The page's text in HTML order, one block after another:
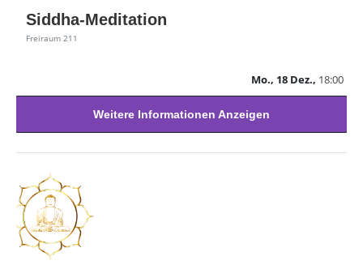
Siddha-Meditation
Freiraum 211
Mo., 18 Dez., 18:00
Weitere Informationen Anzeigen